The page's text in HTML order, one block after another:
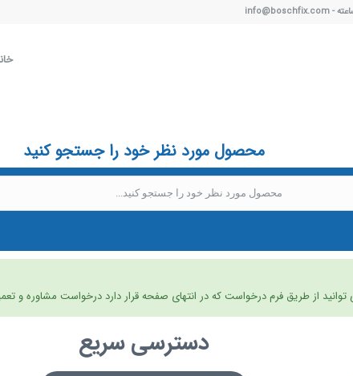
محصول مورد نظر خود را جستجو کنید
از طریق فرم درخواست که در انتهای صفحه قرار دارد درخواست مشاوره و
دسترسی سریع